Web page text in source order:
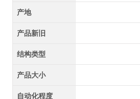
产地
产品新旧
结构类型
产品大小
自动化程度